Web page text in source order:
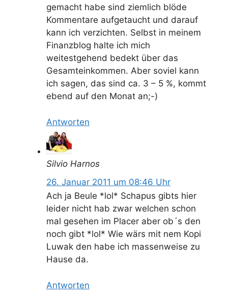
gemacht habe sind ziemlich blöde
Kommentare aufgetaucht und darauf
kann ich verzichten. Selbst in meinem
Finanzblog halte ich mich
weitestgehend bedekt über das
Gesamteinkommen. Aber soviel kann
ich sagen, das sind ca. 3 – 5 %, kommt
ebend auf den Monat an;-)
Antworten
Silvio Harnos
26. Januar 2011 um 08:46 Uhr
Ach ja Beule *lol* Schapus gibts hier
leider nicht hab zwar welchen schon
mal gesehen im Placer aber ob´s den
noch gibt *lol* Wie wärs mit nem Kopi
Luwak den habe ich massenweise zu
Hause da.
Antworten